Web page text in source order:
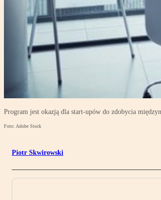
Program jest okazją dla start-upów do zdobycia
Foto: Adobe Stock
Piotr Skwirowski